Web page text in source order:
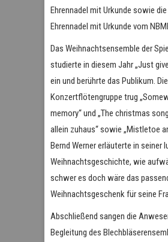
Ehrennadel mit Urkunde sowie
Ehrennadel mit Urkunde vom
Das Weihnachtsensemble der
studierte in diesem Jahr „Just
ein und berührte das Publikum. Die
Konzertflötengruppe trug
memory“ und „The christmas
allein zuhaus“ sowie „Mistletoe
Bernd Werner erläuterte in seiner
Weihnachtsgeschichte, wie
schwer es doch wäre das
Weihnachtsgeschenk für seine
Abschließend sangen die
Begleitung des